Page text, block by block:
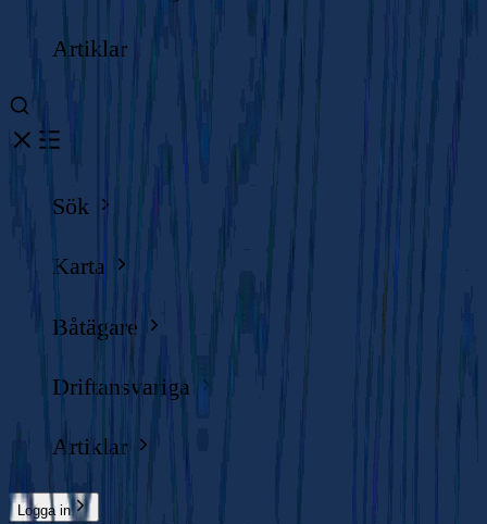
Artiklar
Sök
Karta
Båtägare
Driftansvariga
Artiklar
Logga in